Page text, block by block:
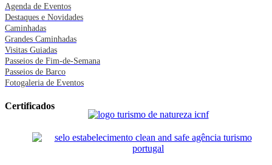
Agenda de Eventos
Destaques e Novidades
Caminhadas
Grandes Caminhadas
Visitas Guiadas
Passeios de Fim-de-Semana
Passeios de Barco
Fotogaleria de Eventos
Certificados